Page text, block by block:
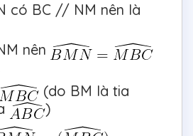
có BC // NM nên là
nên
(do BM là tia
)